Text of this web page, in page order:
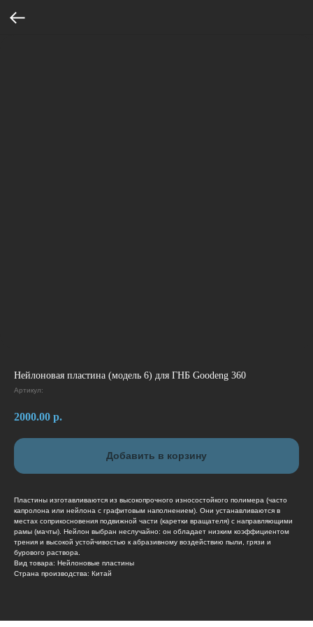
Нейлоновая пластина (модель 6) для ГНБ Goodeng 360
Артикул:
2000.00 р.
Добавить в корзину
Пластины изготавливаются из высокопрочного износостойкого полимера (часто
капролона или нейлона с графитовым наполнением). Они устанавливаются в
местах соприкосновения подвижной части (каретки вращателя) с направляющими
рамы (мачты). Нейлон выбран неслучайно: он обладает низким коэффициентом
трения и высокой устойчивостью к абразивному воздействию пыли, грязи и
бурового раствора.
Вид товара: Нейлоновые пластины
Страна производства: Китай